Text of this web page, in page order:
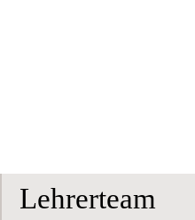
Lehrerteam